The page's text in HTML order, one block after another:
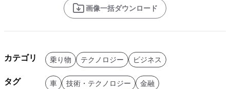
画像一括ダウンロード
カテゴリ 乗り物 テクノロジー ビジネス
タグ 車 技術・テクノロジー 金融